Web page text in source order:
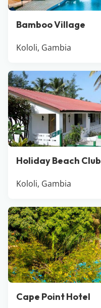
Bamboo Village
Kololi, Gambia
Holiday Beach Club
Kololi, Gambia
Cape Point Hotel